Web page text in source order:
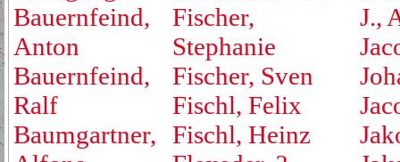
Bauernfeind,
Anton
Bauernfeind,
Ralf
Baumgartner,
Fischer,
Stephanie
Fischer, Sven
Fischl, Felix
Fischl, Heinz
J.,